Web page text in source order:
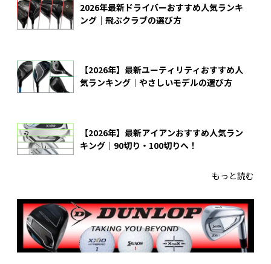
2026年最新ドライバーおすすめ人気ランキ
ング｜飛ぶクラブの選び方
【2026年】最新ユーティリティおすすめ人
気ランキング｜やさしいモデルの選び方
【2026年】最新アイアンおすすめ人気ラン
キング｜90切り・100切りへ！
もっと読む